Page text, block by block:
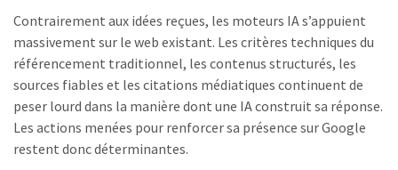
Contrairement aux idées reçues, les moteurs IA s’appuient
massivement sur le web existant. Les critères techniques du
référencement traditionnel, les contenus structurés, les
sources fiables et les citations médiatiques continuent de
peser lourd dans la manière dont une IA construit sa réponse.
Les actions menées pour renforcer sa présence sur Google
restent donc déterminantes.